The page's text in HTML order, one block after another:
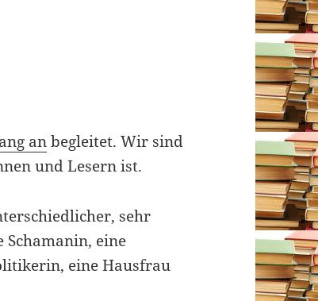
anbegleitet. Wir sind
und Lesern ist.
sehr
eine
eine Hausfrau